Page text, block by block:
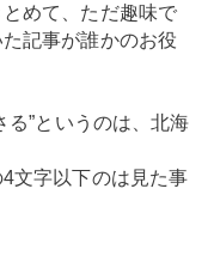
めて、ただ趣味で
記事が誰かのお役
る”というのは、北海
文字以下のは見た事